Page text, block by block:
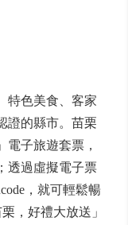
特色美食、客家
證的縣市。苗栗
子旅遊套票，
透過虛擬電子票
，就可輕鬆暢
，好禮大放送」